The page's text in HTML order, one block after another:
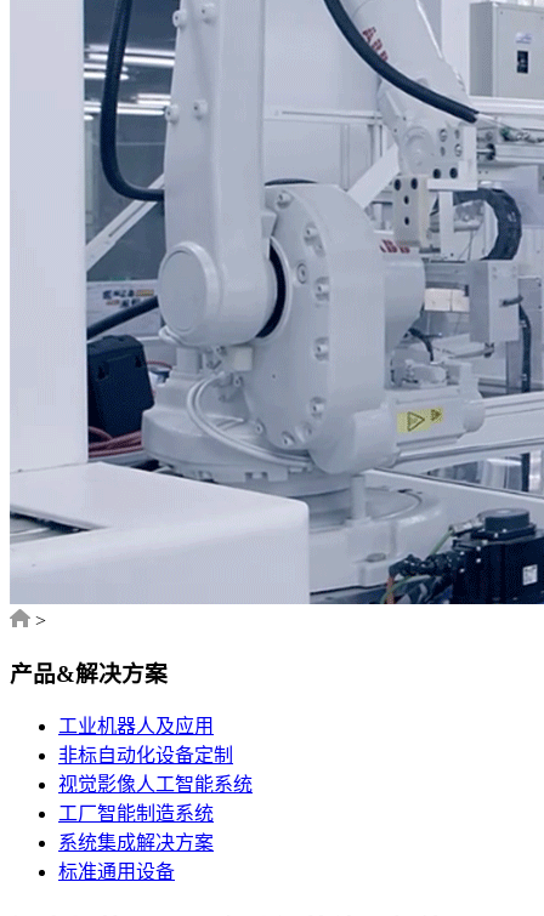
>
产品&解决方案
工业机器人及应用
非标自动化设备定制
视觉影像人工智能系统
工厂智能制造系统
系统集成解决方案
标准通用设备